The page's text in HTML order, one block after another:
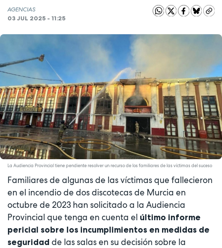
AGENCIAS
03 JUL 2025 - 11:25
La Audiencia Provincial tiene pendiente resolver un recurso de los familiares de las víctimas del suceso
Familiares de algunas de las víctimas que fallecieron
en el incendio de dos discotecas de Murcia en
octubre de 2023 han solicitado a la Audiencia
Provincial que tenga en cuenta el último informe
pericial sobre los incumplimientos en medidas de
seguridad de las salas en su decisión sobre la